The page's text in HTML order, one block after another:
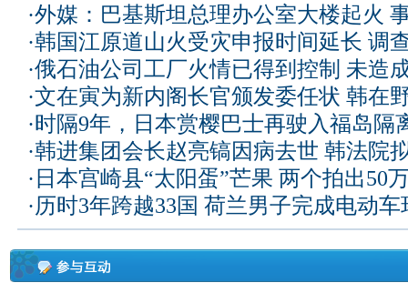
·外媒：巴基斯坦总理办公室大楼起火
·韩国江原道山火受灾申报时间延长 调
·俄石油公司工厂火情已得到控制 未造
·文在寅为新内阁长官颁发委任状 韩在
·时隔9年，日本赏樱巴士再驶入福岛隔
·韩进集团会长赵亮镐因病去世 韩法院
· 日本宫崎县“太阳蛋”芒果 两个拍出50
·历时3年跨越33国 荷兰男子完成电动车